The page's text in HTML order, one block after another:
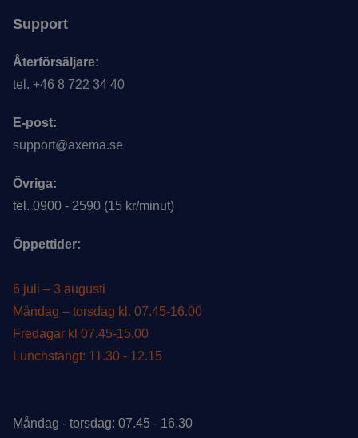
Support
Återförsäljare:
tel. +46 8 722 34 40
E-post:
support@axema.se
Övriga:
tel. 0900 - 2590 (15 kr/minut)
Öppettider:
6 juli – 3 augusti
Måndag – torsdag kl. 07.45-16.00
Fredagar kl 07.45-15.00
Lunchstängt: 11.30 - 12.15
Måndag - torsdag: 07.45 - 16.30